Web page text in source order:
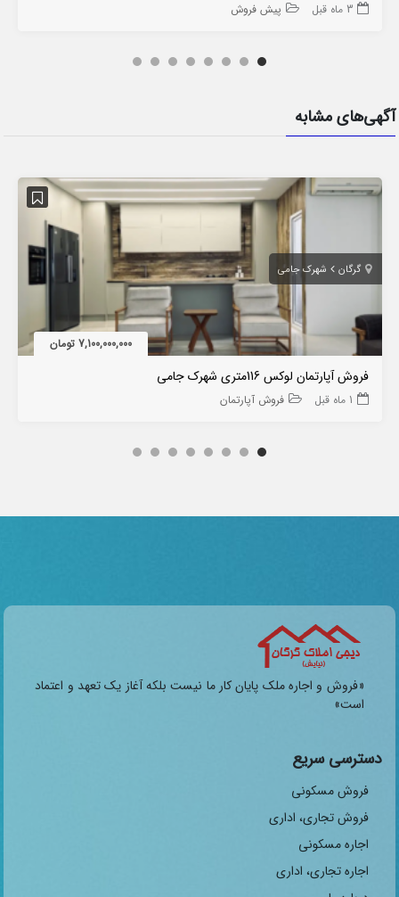
3 ماه قبل پیش فروش
آگهی‌های مشابه
گرگان شهرک جامی
7,100,000,000 تومان
فروش آپارتمان لوکس 116متری شهرک جامی
1 ماه قبل فروش آپارتمان
«فروش و اجاره ملک پایان کار ما نیست بلکه آغاز یک تعهد و اعتماد
است»
دسترسی سریع
فروش مسکونی
فروش تجاری، اداری
اجاره مسکونی
اجاره تجاری، اداری